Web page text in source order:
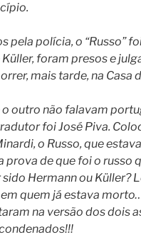
pela polícia, o “Russo”
foram presos e
mais tarde, na Casa
outro não falavam
foi José Piva.
o Russo, que
prova de que foi o russo
Hermann ou Küller?
quem já estava
na versão dos dois